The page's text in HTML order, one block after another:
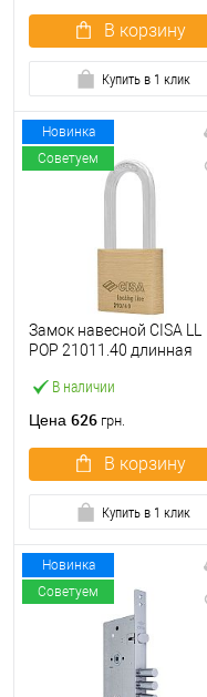
В корзину
Купить в 1 клик
Новинка
Советуем
В наличии
Замок навесной CISA LL
POP 21011.40 длинная
Цена 626 грн.
В корзину
Купить в 1 клик
Новинка
Советуем